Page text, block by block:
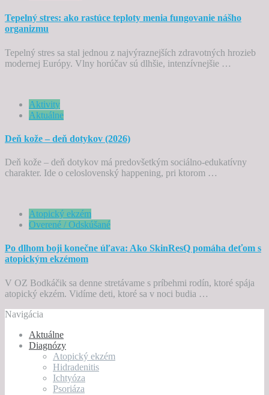
Tepelný stres: ako rastúce teploty menia fungovanie nášho
organizmu
Tepelný stres sa stal jednou z najvýraznejších zdravotných hrozieb
modernej Európy. Vlny horúčav sú dlhšie, intenzívnejšie …
Aktivity
Aktuálne
Deň kože – deň dotykov (2026)
Deň kože – deň dotykov má predovšetkým sociálno-edukatívny
charakter. Ide o celoslovenský happening, pri ktorom …
Atopický ekzém
Overené / Odskúšané
Po dlhom boji konečne úľava: Ako SkinResQ pomáha deťom s
atopickým ekzémom
V OZ Bodkáčik sa denne stretávame s príbehmi rodín, ktoré spája
atopický ekzém. Vidíme deti, ktoré sa v noci budia …
Navigácia
Aktuálne
Diagnózy
Atopický ekzém
Hidradenitis
Ichtyóza
Psoriáza